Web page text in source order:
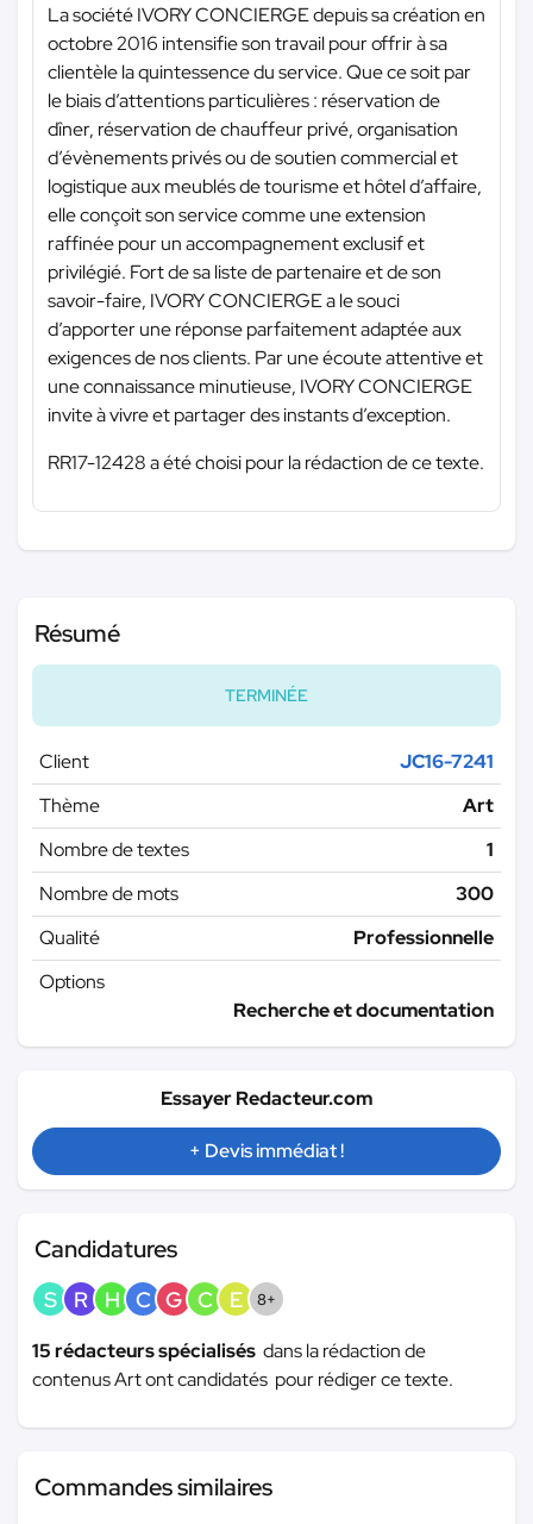
La société IVORY CONCIERGE depuis sa création en
octobre 2016 intensifie son travail pour offrir à sa
clientèle la quintessence du service. Que ce soit par
le biais d’attentions particulières : réservation de
dîner, réservation de chauffeur privé, organisation
d’évènements privés ou de soutien commercial et
logistique aux meublés de tourisme et hôtel d’affaire,
elle conçoit son service comme une extension
raffinée pour un accompagnement exclusif et
privilégié. Fort de sa liste de partenaire et de son
savoir-faire, IVORY CONCIERGE a le souci
d’apporter une réponse parfaitement adaptée aux
exigences de nos clients. Par une écoute attentive et
une connaissance minutieuse, IVORY CONCIERGE
invite à vivre et partager des instants d’exception.
RR17-12428 a été choisi pour la rédaction de ce texte.
Résumé
TERMINÉE
Client
JC16-7241
Thème
Art
Nombre de textes
1
Nombre de mots
300
Qualité
Professionnelle
Options
Recherche et documentation
Essayer Redacteur.com
+ Devis immédiat !
Candidatures
S R H C G C E 8+
15 rédacteurs spécialisés dans la rédaction de
contenus Art ont candidatés pour rédiger ce texte.
Commandes similaires